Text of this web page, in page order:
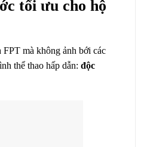
tối ưu cho hộ
mà không ảnh bới các
thể thao hấp dẫn: độc